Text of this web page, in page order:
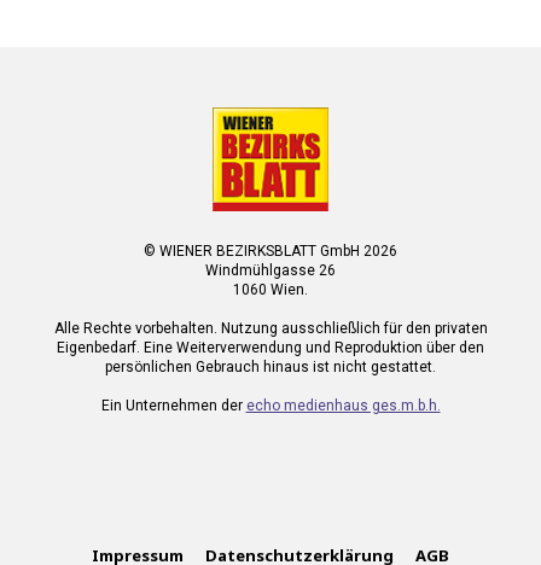
© WIENER BEZIRKSBLATT GmbH 2026
Windmühlgasse 26
1060 Wien.
Alle Rechte vorbehalten. Nutzung ausschließlich für den privaten
Eigenbedarf. Eine Weiterverwendung und Reproduktion über den
persönlichen Gebrauch hinaus ist nicht gestattet.
Ein Unternehmen der echo medienhaus ges.m.b.h.
Impressum Datenschutzerklärung AGB